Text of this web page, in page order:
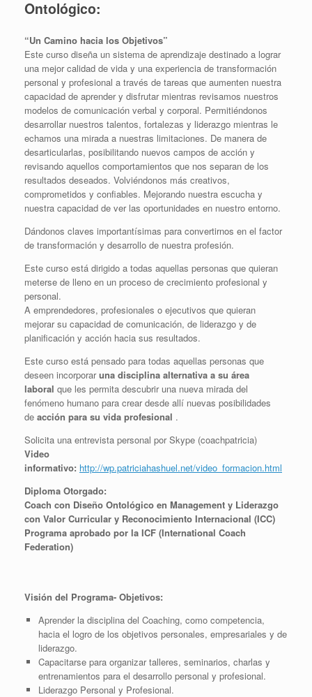
Ontológico:
“Un Camino hacia los Objetivos”
Este curso diseña un sistema de aprendizaje destinado a lograr
una mejor calidad de vida y una experiencia de transformación
personal y profesional a través de tareas que aumenten nuestra
capacidad de aprender y disfrutar mientras revisamos nuestros
modelos de comunicación verbal y corporal. Permitiéndonos
desarrollar nuestros talentos, fortalezas y liderazgo mientras le
echamos una mirada a nuestras limitaciones. De manera de
desarticularlas, posibilitando nuevos campos de acción y
revisando aquellos comportamientos que nos separan de los
resultados deseados. Volviéndonos más creativos,
comprometidos y confiables. Mejorando nuestra escucha y
nuestra capacidad de ver las oportunidades en nuestro entorno.
Dándonos claves importantísimas para convertirnos en el factor
de transformación y desarrollo de nuestra profesión.
Este curso está dirigido a todas aquellas personas que quieran
meterse de lleno en un proceso de crecimiento profesional y
personal.
A emprendedores, profesionales o ejecutivos que quieran
mejorar su capacidad de comunicación, de liderazgo y de
planificación y acción hacia sus resultados.
Este curso está pensado para todas aquellas personas que
deseen incorporaruna disciplina alternativa a su área
laboral que les permita descubrir una nueva mirada del
fenómeno humano para crear desde allí nuevas posibilidades
de acción para su vida profesional .
Solicita una entrevista personal por Skype (coachpatricia)
Video
informativo: http://wp.patriciahashuel.net/video_formacion.html
Diploma Otorgado:
Coach con Diseño Ontológico en Management y Liderazgo
con Valor Curricular y Reconocimiento Internacional (ICC)
Programa aprobado por la ICF (International Coach
Federation)
Visión del Programa- Objetivos:
Aprender la disciplina del Coaching, como competencia,
hacia el logro de los objetivos personales, empresariales y de
liderazgo.
Capacitarse para organizar talleres, seminarios, charlas y
entrenamientos para el desarrollo personal y profesional.
Liderazgo Personal y Profesional.